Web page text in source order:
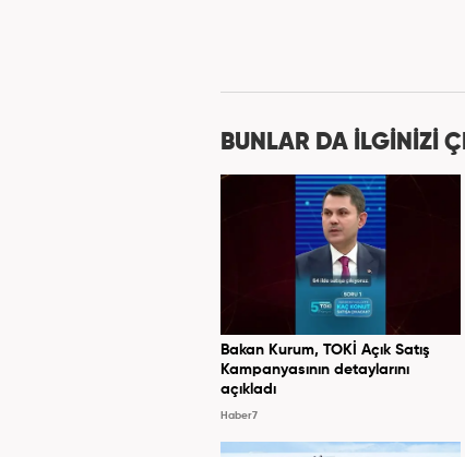
BUNLAR DA İLGİNİZİ
Bakan Kurum, TOKİ Açık Satış
Kampanyasının detaylarını
açıkladı
Haber7